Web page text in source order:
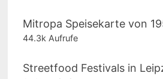
Mitropa Speisekarte von
44.3k Aufrufe
Streetfood Festivals in